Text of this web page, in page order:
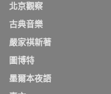
北京觀察
古典音樂
嚴家祺新著
圖博特
墨爾本夜語